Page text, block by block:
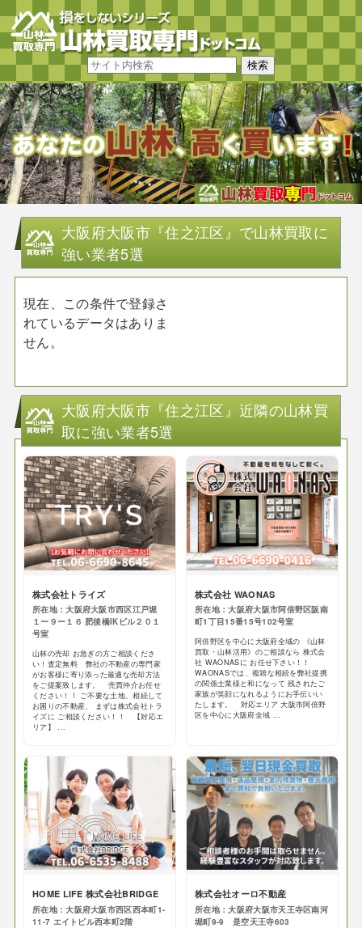
大阪府大阪市『住之江区』で山林買取に
強い業者5選
現在、この条件で登録さ
れているデータはありま
せん。
大阪府大阪市『住之江区』近隣の山林買
取に強い業者5選
​株式会社トライズ
所在地：大阪府大阪市西区江戸堀
１ー９ー１６ ​肥後橋IKビル２０１
号室
山林の売却 お急ぎの方ご相談くださ
い！査定無料 弊社の不動産の専門家
がお客様に寄り添った最適な売却方法
をご提案致します。 売買仲介お任せ
ください！！ ご不要な土地、相続して
お困りの不動産、 まずは株式会社トラ
イズに ご相談ください！！ 【対応エ
リア】 ...
株式会社 WAONAS
所在地：大阪府大阪市阿倍野区阪南
町1丁目15番15号102号室
阿倍野区を中心に大阪府全域の 《山林
買取・山林活用》のご相談なら 株式会
社 WAONASに お任せ下さい！！
WAONASでは、複雑な相続を弊社提携
の関係士業様と和になって 残されたご
家族が笑顔になれるようにお手伝いい
たします。 対応エリア 大阪市阿倍野
区を中心に大阪府全域 ...
HOME LIFE 株式会社BRIDGE
所在地：大阪府大阪市西区西本町1-
11-7 エイトビル西本町2階
株式会社オーロ不動産
所在地：大阪府大阪市天王寺区南河
堀町9-9 是空天王寺603